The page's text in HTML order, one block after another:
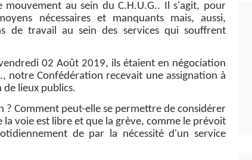
mouvement au sein du C.H.U.G.. Il s'agit, pour
nécessaires et manquants mais, aussi,
de travail au sein des services qui souffrent
02 Août 2019, ils étaient en négociation
notre Confédération recevait une assignation à
lieux publics.
peut-elle se permettre de considérer
voie est libre et que la grève, comme le prévoit
de par la nécessité d'un service